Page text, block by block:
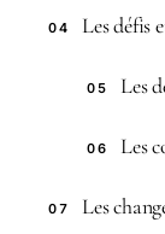
04 Les défis
05 Les
06 Les
07 Les